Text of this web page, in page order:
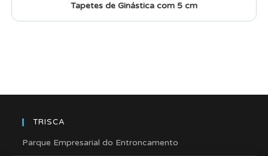
Tapetes de Ginástica com 5 cm
TRISCA
Parque Empresarial do Entroncamento